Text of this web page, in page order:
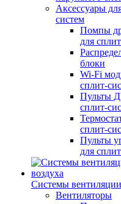
Аксессуары
систем
Помпы
для
блоки
Wi-Fi
сплит-
Пульты
сплит-
сплит-
Пульты
для
Системы вентиляции
Вентиляторы